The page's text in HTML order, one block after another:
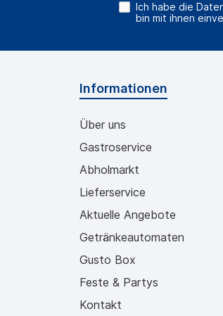
Ich habe die
bin mit ihnen
Informationen
Über uns
Gastroservice
Abholmarkt
Lieferservice
Aktuelle Angebote
Getränkeautomaten
Gusto Box
Feste & Partys
Kontakt